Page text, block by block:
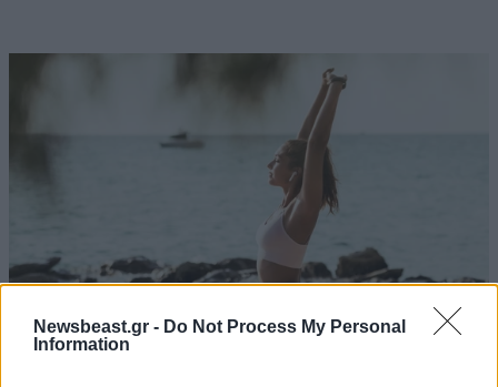
Newsbeast.gr - Do Not Process My Personal
Information